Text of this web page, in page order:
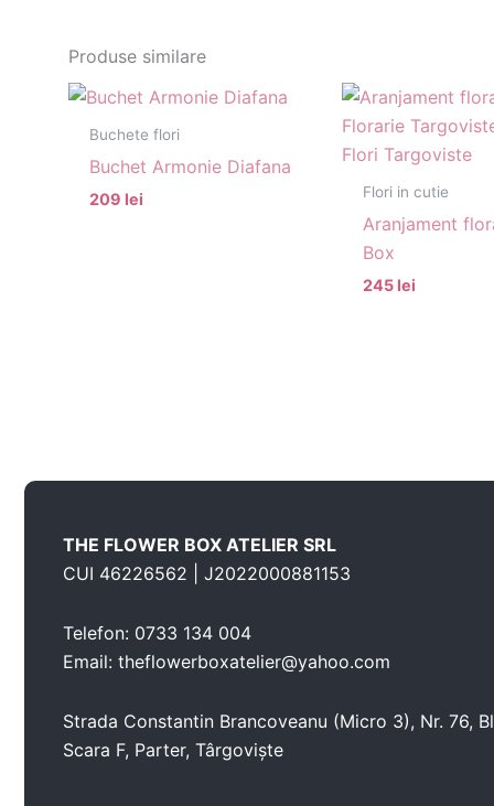
Produse similare
Buchete flori
Buchet Armonie Diafana
209 lei Flori in cutie
Aranjament
Box
245 lei
THE FLOWER BOX ATELIER SRL
CUI 46226562 | J2022000881153
Telefon: 0733 134 004
Email: theflowerboxatelier@yahoo.com
Strada Constantin Brancoveanu (Micro 3), Nr. 76,
Scara F, Parter, Târgoviște